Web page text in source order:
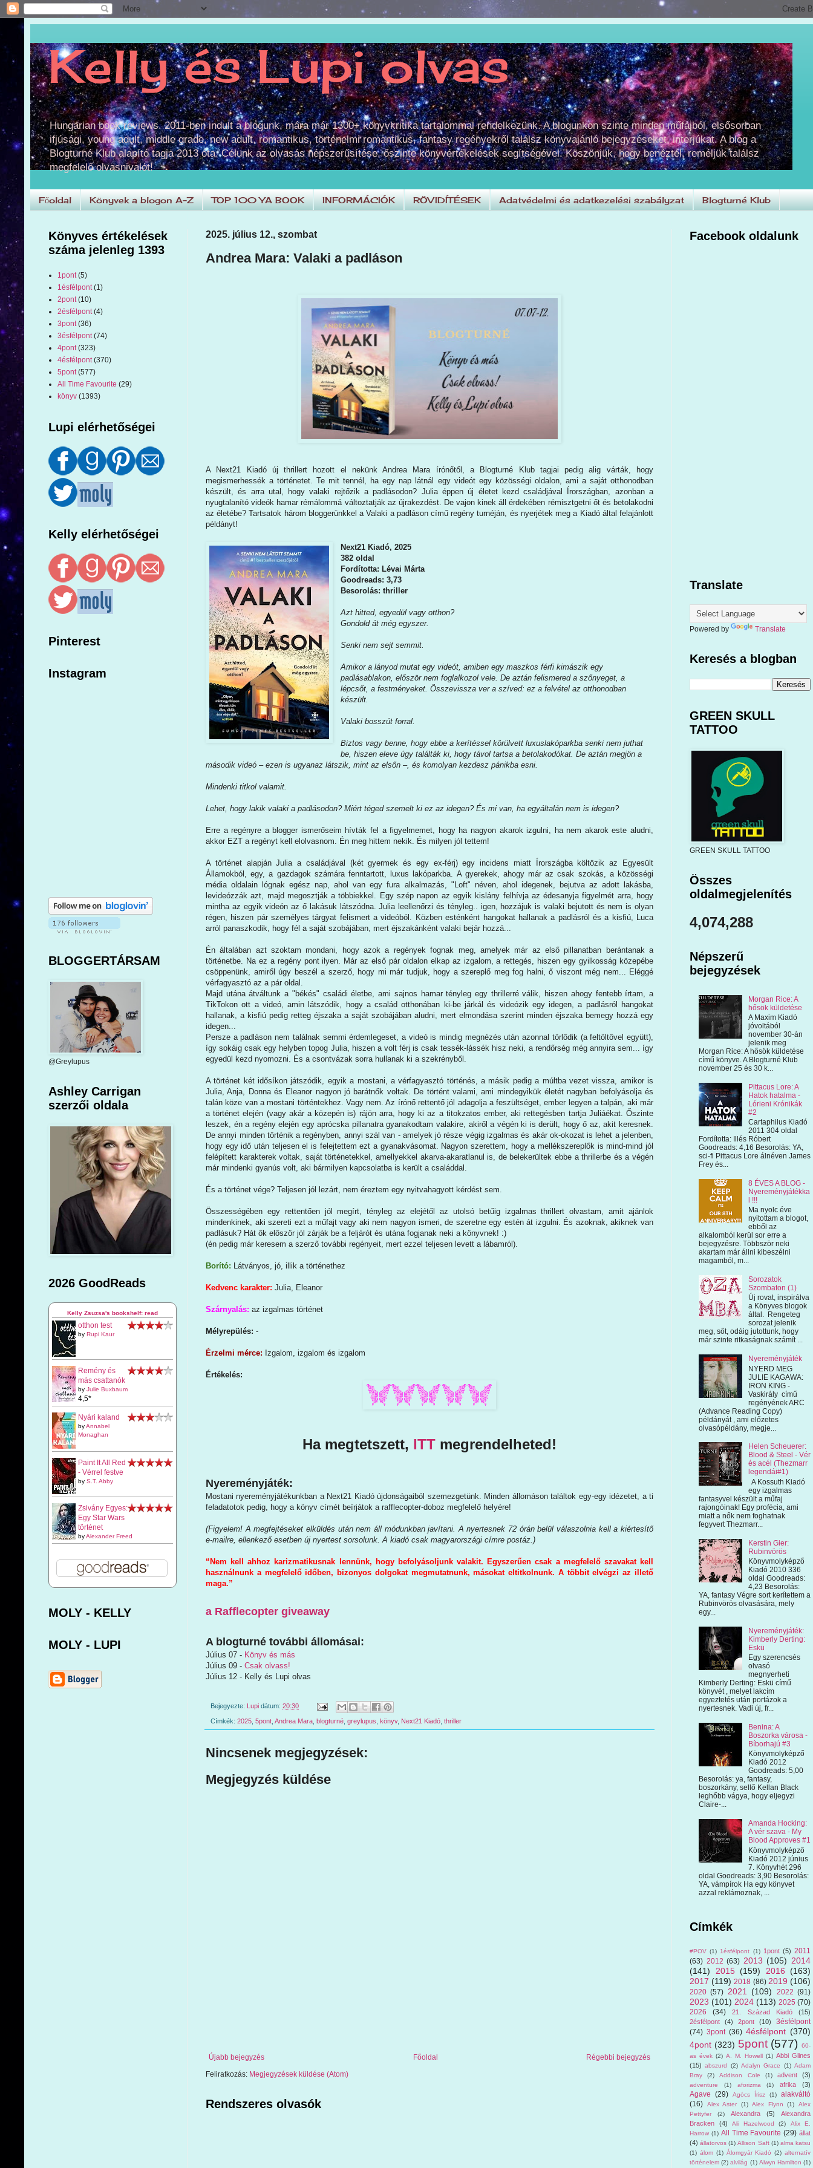
Kelly és Lupi olvas
Hungarian book reviews. 2011-ben indult a blogunk, mára már 1300+ könyvkritika tartalommal rendelkezünk. A blogunkon szinte minden műfajból, elsősorban
ifjúsági, young adult, middle grade, new adult, romantikus, történelmi romantikus, fantasy regényekről találsz könyvajánló bejegyzéseket, interjúkat. A blog a
Blogturné Klub alapító tagja 2013 óta. Célunk az olvasás népszerűsítése, őszinte könyvértékelések segítségével. Köszönjük, hogy benéztél, reméljük találsz
megfelelő olvasnivalót!
Főoldal Könyvek a blogon A-Z TOP 100 YA BOOK INFORMÁCIÓK RÖVIDÍTÉSEK Adatvédelmi és adatkezelési szabályzat Blogturné Klub
2025. július 12., szombat
Andrea Mara: Valaki ​a padláson
A Next21 Kiadó új thrillert hozott el nekünk Andrea Mara írónőtől, a Blogturné Klub tagjai pedig alig várták, hogy
megismerhessék a történetet. Te mit tennél, ha egy nap látnál egy videót egy közösségi oldalon, ami a saját otthonodban
készült, és arra utal, hogy valaki rejtőzik a padlásodon? Julia éppen új életet kezd családjával Írországban, azonban a
nyugtalanító videók hamar rémálommá változtatják az újrakezdést. De vajon kinek áll érdekében rémisztgetni őt és betolakodni
az életébe? Tartsatok három bloggerünkkel a Valaki ​a padláson című regény turnéján, és nyerjétek meg a Kiadó által felajánlott
példányt!
Next21 Kiadó, 2025
382 oldal
Fordította: Lévai Márta
Goodreads: 3,73
Besorolás: thriller
Azt hitted, egyedül vagy otthon?
Gondold át még egyszer.
Senki nem sejt semmit.
Amikor a lányod mutat egy videót, amiben egy maszkos férfi kimászik egy
padlásablakon, először nem foglalkozol vele. De aztán felismered a szőnyeget, a
lépcsőt, a festményeket. Összevissza ver a szíved: ez a felvétel az otthonodban
készült.
Valaki bosszút forral.
Biztos vagy benne, hogy ebbe a kerítéssel körülvett luxuslakóparkba senki nem juthat
be, hiszen eleve úgy találták ki, hogy távol tartsa a betolakodókat. De aztán megjön a
második videó – ezen is ugyanaz látszik, mint az elsőn –, és komolyan kezdesz pánikba esni.
Mindenki titkol valamit.
Lehet, hogy lakik valaki a padlásodon? Miért téged szemelt ki ez az idegen? És mi van, ha egyáltalán nem is idegen?
Erre a regényre a blogger ismerőseim hívták fel a figyelmemet, hogy ha nagyon akarok izgulni, ha nem akarok este aludni,
akkor EZT a regényt kell elolvasnom. Én meg hittem nekik. És milyen jól tettem!
A történet alapján Julia a családjával (két gyermek és egy ex-férj) egy incidens miatt Írországba költözik az Egyesült
Államokból, egy, a gazdagok számára fenntartott, luxus lakóparkba. A gyerekek, ahogy már az csak szokás, a közösségi
média oldalain lógnak egész nap, ahol van egy fura alkalmazás, "Loft" néven, ahol idegenek, bejutva az adott lakásba,
levideózzák azt, majd megosztják a többiekkel. Egy szép napon az egyik kislány felhívja az édesanyja figyelmét arra, hogy
mintha az egyik videón az ő lakásuk látszódna. Julia leellenőrzi és tényleg.. igen, hozzájuk is valaki bejutott és nem is olyan
régen, hiszen pár személyes tárgyat felismert a videóból. Közben esténként hangokat hallanak a padlásról és a kisfiú, Luca
arról panaszkodik, hogy fél a saját szobájában, mert éjszakánként valaki bejár hozzá...
Én általában azt szoktam mondani, hogy azok a regények fognak meg, amelyek már az első pillanatban berántanak a
történetbe. Na ez a regény pont ilyen. Már az első pár oldalon elkap az izgalom, a rettegés, hiszen egy gyilkosság közepébe
csöppenünk, amiről úgy beszél a szerző, hogy mi már tudjuk, hogy a szereplő meg fog halni, ő viszont még nem... Eléggé
vérfagyasztó az a pár oldal.
Majd utána átváltunk a "békés" családi életbe, ami sajnos hamar tényleg egy thrillerré válik, hiszen ahogy fentebb írtam, a
TikTokon ott a videó, amin látszódik, hogy a család otthonában ki-be járkál és videózik egy idegen, a padlásról hangokat
hallanak, a kisfiú pedig retteg éjszaka a saját szobájában aludni, mert elmondása szerint minden éjszaka bemegy hozzá egy
idegen...
Persze a padláson nem találnak semmi érdemlegeset, a videó is mindig megnézés után azonnal törlődik (a feltöltővel együtt),
így sokáig csak egy helyben topog Julia, hiszen a volt férj is csak tessék-lássék hisz neki, a rendőrség még annyira sem... így
egyedül kezd nyomozni. És a csontvázak sorra hullanak ki a szekrényből.
A történet két idősíkon játszódik, egyik a mostani, a vérfagyasztó történés, a másik pedig a múltba vezet vissza, amikor is
Julia, Anja, Donna és Eleanor nagyon jó barátnők voltak. De történt valami, ami mindegyikük életét nagyban befolyásolja és
talán köze van a mostani történtekhez. Vagy nem. Az írónő rettentő jól adagolja a feszültséget, ember legyen a talpán, aki már
a történet elején (vagy akár a közepén is) rájön arra, hogy ki az a titokzatos ember, aki rettegésben tartja Juliáékat. Őszinte
leszek, én a regény elején egy aprócska pillanatra gyanakodtam valakire, akiről a végén ki is derült, hogy ő az, akit keresnek.
De annyi minden történik a regényben, annyi szál van - amelyek jó része végig izgalmas és akár ok-okozat is lehet a jelenben,
hogy egy idő után teljesen el is felejtettem ezt a gyanakvásomat. Nagyon szerettem, hogy a mellékszereplők is mind-mind jól
felépített karakterek voltak, saját történetekkel, amellyekkel akarva-akaratlanul is, de belekerültek ebbe a thrillerbe és a végén
már mindenki gyanús volt, aki bármilyen kapcsolatba is került a családdal.
És a történet vége? Teljesen jól lezárt, nem éreztem egy nyitvahagyott kérdést sem.
Összességében egy rettentően jól megírt, tényleg az elejétől az utolsó betűig izgalmas thrillert olvastam, amit ajánlok
mindenkinek, aki szereti ezt a műfajt vagy aki nem nagyon ismeri, de szeretne egy estén át izgulni. És azoknak, akiknek van
padlásuk? Hát ők először jól zárják be a feljárót és utána fogjanak neki a könyvnek! :)
(én pedig már keresem a szerző további regényeit, mert ezzel teljesen levett a lábamról).
Borító: Látványos, jó, illik a történethez
Kedvenc karakter: Julia, Eleanor
Szárnyalás: az izgalmas történet
Mélyrepülés: -
Érzelmi mérce: Izgalom, izgalom és izgalom
Értékelés:
Ha megtetszett, ITT megrendelheted!
Nyereményjáték:
Mostani nyereményjátékunkban a Next21 Kiadó újdonságaiból szemezgetünk. Minden állomáson találtok egy-egy idézetet, a ti
feladatotok pedig, hogy a könyv címét beírjátok a rafflecopter-doboz megfelelő helyére!
(Figyelem! A megfejtéseket elküldés után nem áll módunkban javítani. A nyertesnek 72 órán belül válaszolnia kell a kiértesítő
e-mailre, ellenkező esetben új nyertest sorsolunk. A kiadó csak magyarországi címre postáz.)
“Nem kell ahhoz karizmatikusnak lennünk, hogy befolyásoljunk valakit. Egyszerűen csak a megfelelő szavakat kell
használnunk a megfelelő időben, bizonyos dolgokat megmutatnunk, másokat eltitkolnunk. A többit elvégzi az illető
maga.”
a Rafflecopter giveaway
A blogturné további állomásai:
Július 07 - Könyv és más
Július 09 - Csak olvass!
Július 12 - Kelly és Lupi olvas
Bejegyezte: Lupi dátum: 20:30
Címkék: 2025 5pont Andrea Mara blogturné greylupus könyv, Next21 Kiadó thriller
Nincsenek megjegyzések:
Megjegyzés küldése
Újabb bejegyzés Régebbi bejegyzés
Főoldal
Feliratkozás: Megjegyzések küldése (Atom)
Rendszeres olvasók
Könyves értékelések
száma jelenleg 1393
1pont (5)
1ésfélpont (1)
2pont (10)
2ésfélpont (4)
3pont (36)
3ésfélpont (74)
4pont (323)
4ésfélpont (370)
5pont (577)
All Time Favourite (29)
könyv (1393)
Lupi elérhetőségei
Kelly elérhetőségei
Pinterest
Instagram
BLOGGERTÁRSAM
@Greylupus
Ashley Carrigan
szerzői oldala
2026 GoodReads
Kelly Zsuzsa's bookshelf: read
otthon test
by Rupi Kaur
Remény és
más csattanók
by Julie Buxbaum
4,5*
Nyári kaland
byAnnabel
Monaghan
Paint It All Red
- Vérrel festve
by S.T. Abby
Zsivány Egyes:
Egy Star Wars
történet
byAlexander Freed
MOLY - KELLY
MOLY - LUPI
Facebook oldalunk
Translate
Powered by Translate
Keresés a blogban
GREEN SKULL
TATTOO
GREEN SKULL TATTOO
Összes
oldalmegjelenítés
4,074,288
Népszerű
bejegyzések
Morgan Rice: A
hősök küldetése
A Maxim Kiadó
jóvoltából
november 30-án
jelenik meg
Morgan Rice: A hősök küldetése
című könyve. A Blogturné Klub
november 25 és 30 k...
Pittacus Lore: A
Hatok hatalma -
Lórieni Krónikák
#2
Cartaphilus Kiadó
2011 304 oldal
Fordította: Illés Róbert
Goodreads: 4,16 Besorolás: YA,
sci-fi Pittacus Lore álnéven James
Frey és...
8 ÉVES A BLOG -
Nyereményjátékka
l !!!
Ma nyolc éve
nyitottam a blogot,
ebből az
alkalomból kerül sor erre a
bejegyzésre. Többször neki
akartam már állni kibeszélni
magamból, m...
Sorozatok
Szombaton (1)
Új rovat, inspirálva
a Könyves blogok
által. Rengeteg
sorozat jelenik
meg, sőt, odáig jutottunk, hogy
már szinte ritkaságnak számít ...
Nyereményjáték
NYERD MEG
JULIE KAGAWA:
IRON KING -
Vaskirály című
regényének ARC
(Advance Reading Copy)
példányát , ami előzetes
olvasópéldány, megje...
Helen Scheuerer:
Blood & Steel - Vér
és acél (Thezmarr
legendái#1)
A Kossuth Kiadó
egy izgalmas
fantasyvel készült a műfaj
rajongóinak! Egy profécia, ami
miatt a nők nem foghatnak
fegyvert Thezmarr...
Kerstin Gier:
Rubinvörös
Könyvmolyképző
Kiadó 2010 336
oldal Goodreads:
4,23 Besorolás:
YA, fantasy Végre sort kerítettem a
Rubinvörös olvasására, mely
egy...
Nyereményjáték:
Kimberly Derting:
Eskü
Egy szerencsés
olvasó
megnyerheti
Kimberly Derting: Eskü című
könyvét , melyet lakcím
egyeztetés után portázok a
nyertesnek. Vadi új, fr...
Benina: A
Boszorka városa -
Bíborhajú #3
Könyvmolyképző
Kiadó 2012
Goodreads: 5,00
Besorolás: ya, fantasy,
boszorkány, sellő Kellan Black
leghőbb vágya, hogy eljegyzi
Claire-...
Amanda Hocking:
A vér szava - My
Blood Approves #1
Könyvmolyképző
Kiadó 2012 június
7. Könyvhét 296
oldal Goodreads: 3,90 Besorolás:
YA, vámpírok Ha egy könyvet
azzal reklámoznak, ...
Címkék
#POV (1) 1ésfélpont (1) 1pont (5) 2011
(63) 2012 (63) 2013 (105) 2014
(141)
2015 (159) 2016
(163)
2017 (119) 2018 (86) 2019 (106)
2020 (57) 2021 (109) 2022 (91)
2023 (101) 2024 (113) 2025 (70)
2026
(34) 21. Század Kiadó
(15)
2ésfélpont
(4) 2pont (10)
3ésfélpont
(74) 3pont (36) 4ésfélpont (370)
4pont (323) 5pont (577) 60-
as évek (2) A. M. Howell (1) Abbi Glines
(15) abszurd (2) Adalyn Grace (1) Adam
Bray
(2) Addison Cole (1) advent (3)
adventure (1) aforizma (1) afrika (3)
Agave (29) Agócs Írisz (1)
alakváltó
(16)
Alex Aster (1) Alex Flynn (1)
Alex
Pettyfer
(2) Alexandra (5)
Alexandra
Bracken
(4) Ali Hazelwood (2)
Alix E.
Harrow (1) All Time Favourite (29) állat
(4) állatorvos (1) Allison Saft (1) alma katsu
(1) álom (1) Álomgyár Kiadó (2) alternatív
történelem (2) alvilág (1) Alwyn Hamilton (1)